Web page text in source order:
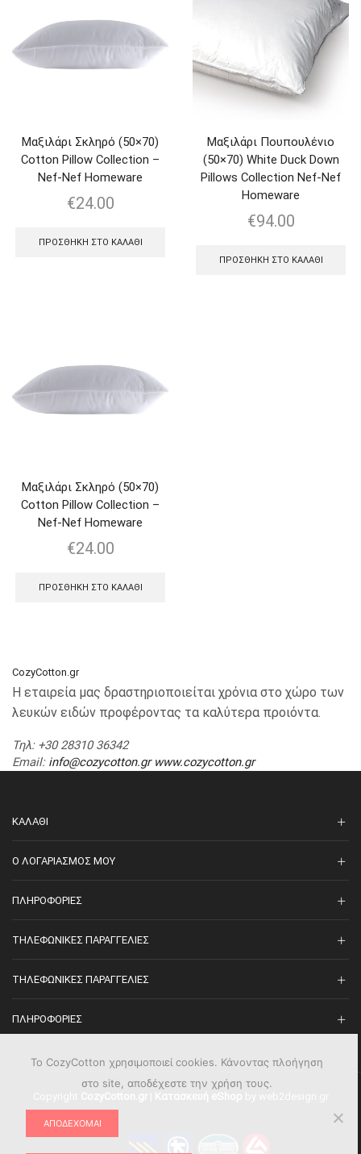
Μαξιλάρι Σκληρό (50×70)
Cotton Pillow Collection –
Nef-Nef Homeware
€24.00
ΠΡΟΣΘΉΚΗ ΣΤΟ ΚΑΛΆΘΙ
Μαξιλάρι Πουπουλένιο
(50×70) White Duck Down
Pillows Collection Nef-Nef
Homeware
€94.00
ΠΡΟΣΘΉΚΗ ΣΤΟ ΚΑΛΆΘΙ
Μαξιλάρι Σκληρό (50×70)
Cotton Pillow Collection –
Nef-Nef Homeware
€24.00
ΠΡΟΣΘΉΚΗ ΣΤΟ ΚΑΛΆΘΙ
CozyCotton.gr
Η εταιρεία μας δραστηριοποιείται χρόνια στο χώρο των
λευκών ειδών προφέροντας τα καλύτερα προιόντα.
Τηλ: +30 28310 36342
Email: info@cozycotton.gr www.cozycotton.gr
ΚΑΛΆΘΙ
O ΛΟΓΑΡΙΑΣΜΌΣ ΜΟΥ
ΠΛΗΡΟΦΟΡΊΕΣ
ΤΗΛΕΦΩΝΙΚΈΣ ΠΑΡΑΓΓΕΛΊΕΣ
ΤΗΛΕΦΩΝΙΚΈΣ ΠΑΡΑΓΓΕΛΊΕΣ
ΠΛΗΡΟΦΟΡΊΕΣ
Το CozyCotton χρησιμοποιεί cookies. Κάνοντας πλοήγηση
στο site, αποδέχεστε την χρήση τους.
ΑΠΟΔΈΧΟΜΑΙ